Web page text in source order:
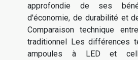
approfondie de ses
d'économie, de durabilité et
Comparaison technique
traditionnel Les différences
ampoules à LED et